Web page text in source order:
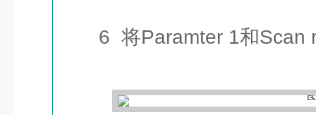
6 将Paramter 1和Scan